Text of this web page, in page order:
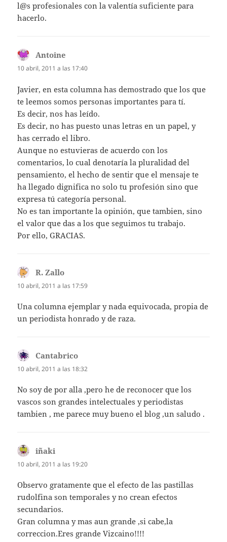
l@s profesionales con la valentía suficiente para
hacerlo.
Antoine
10 abril, 2011 a las 17:40
Javier, en esta columna has demostrado que los que
te leemos somos personas importantes para tí.
Es decir, nos has leído.
Es decir, no has puesto unas letras en un papel, y
has cerrado el libro.
Aunque no estuvieras de acuerdo con los
comentarios, lo cual denotaría la pluralidad del
pensamiento, el hecho de sentir que el mensaje te
ha llegado dignifica no solo tu profesión sino que
expresa tú categoría personal.
No es tan importante la opinión, que tambien, sino
el valor que das a los que seguimos tu trabajo.
Por ello, GRACIAS.
R. Zallo
10 abril, 2011 a las 17:59
Una columna ejemplar y nada equivocada, propia de
un periodista honrado y de raza.
Cantabrico
10 abril, 2011 a las 18:32
No soy de por alla ,pero he de reconocer que los
vascos son grandes intelectuales y periodistas
tambien , me parece muy bueno el blog ,un saludo .
iñaki
10 abril, 2011 a las 19:20
Observo gratamente que el efecto de las pastillas
rudolfina son temporales y no crean efectos
secundarios.
Gran columna y mas aun grande ,si cabe,la
correccion.Eres grande Vizcaino!!!!